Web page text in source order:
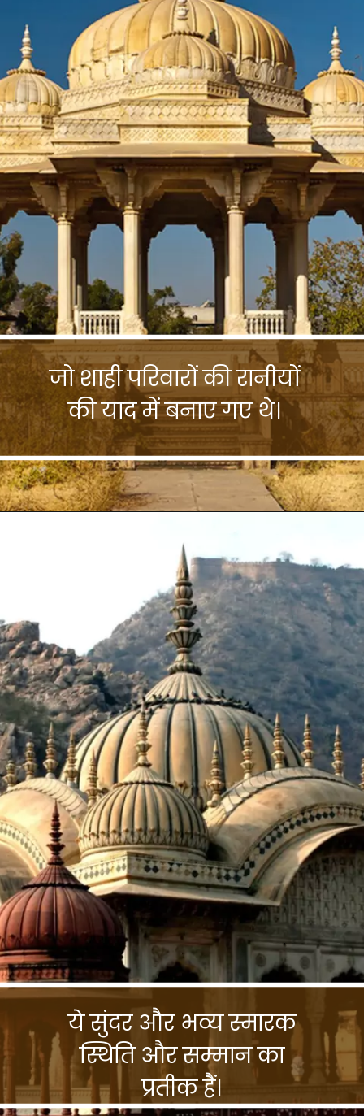
जो शाही परिवारों की रानीयों
की याद में बनाए गए थे।
ये सुंदर और भव्य स्मारक
स्थिति और सम्मान का
प्रतीक हैं।